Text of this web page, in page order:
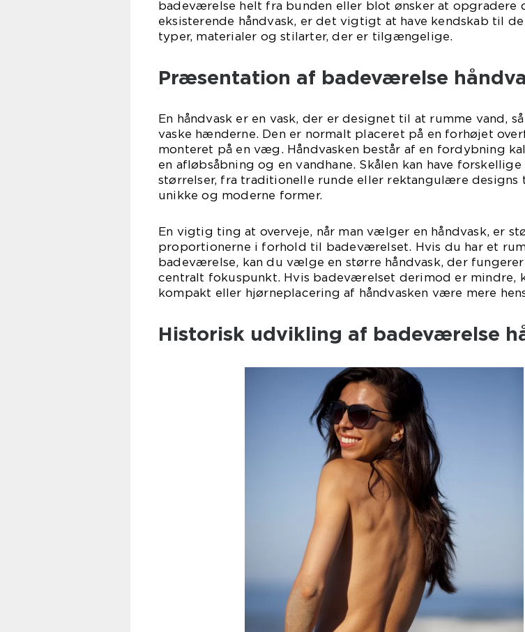
badeværelse helt fra bunden eller blot ønsker at opgradere
eksisterende håndvask, er det vigtigt at have kendskab til
typer, materialer og stilarter, der er tilgængelige.
Præsentation af badeværelse
En håndvask er en vask, der er designet til at rumme vand,
vaske hænderne. Den er normalt placeret på en forhøjet
monteret på en væg. Håndvasken består af en fordybning
en afløbsåbning og en vandhane. Skålen kan have
størrelser, fra traditionelle runde eller rektangulære designs
unikke og moderne former.
En vigtig ting at overveje, når man vælger en håndvask, er
proportionerne i forhold til badeværelset. Hvis du har et
badeværelse, kan du vælge en større håndvask, der
centralt fokuspunkt. Hvis badeværelset derimod er mindre,
kompakt eller hjørneplacering af håndvasken være mere
Historisk udvikling af badeværelse